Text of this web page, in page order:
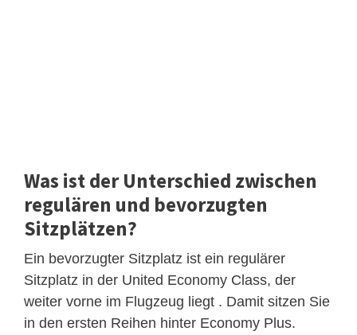
Was ist der Unterschied zwischen
regulären und bevorzugten
Sitzplätzen?
Ein bevorzugter Sitzplatz ist ein regulärer
Sitzplatz in der United Economy Class, der
weiter vorne im Flugzeug liegt . Damit sitzen Sie
in den ersten Reihen hinter Economy Plus.